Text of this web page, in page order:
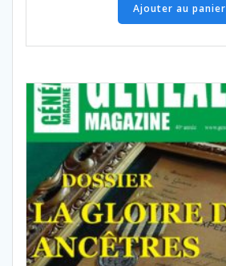
Ajouter au panier